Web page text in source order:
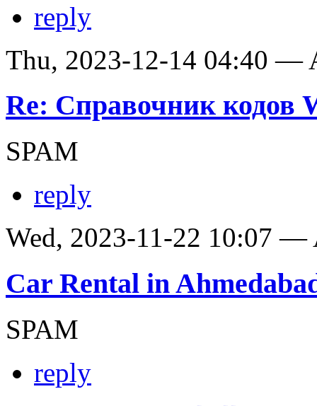
reply
Thu, 2023-12-14 04:40 —
Re: Справочник кодов
SPAM
reply
Wed, 2023-11-22 10:07 —
Car Rental in
SPAM
reply